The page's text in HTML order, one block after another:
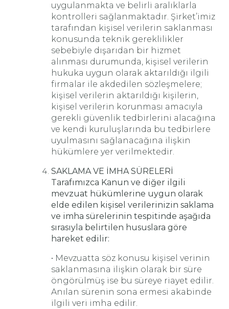
uygulanmakta ve belirli aralıklarla
kontrolleri sağlanmaktadır. Şirket’imiz
tarafından kişisel verilerin saklanması
konusunda teknik gereklilikler
sebebiyle dışarıdan bir hizmet
alınması durumunda, kişisel verilerin
hukuka uygun olarak aktarıldığı ilgili
firmalar ile akdedilen sözleşmelere;
kişisel verilerin aktarıldığı kişilerin,
kişisel verilerin korunması amacıyla
gerekli güvenlik tedbirlerini alacağına
ve kendi kuruluşlarında bu tedbirlere
uyulmasını sağlanacağına ilişkin
hükümlere yer verilmektedir.
SAKLAMA VE İMHA SÜRELERİ
Tarafımızca Kanun ve diğer ilgili
mevzuat hükümlerine uygun olarak
elde edilen kişisel verilerinizin saklama
ve imha sürelerinin tespitinde aşağıda
sırasıyla belirtilen hususlara göre
hareket edilir:
• Mevzuatta söz konusu kişisel verinin
saklanmasına ilişkin olarak bir süre
öngörülmüş ise bu süreye riayet edilir.
Anılan sürenin sona ermesi akabinde
ilgili veri imha edilir.